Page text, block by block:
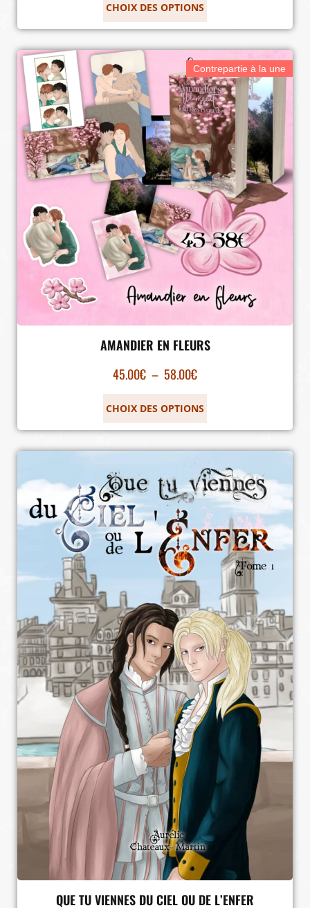
CHOIX DES OPTIONS
Contrepartie à la une
AMANDIER EN FLEURS
45.00€ – 58.00€
CHOIX DES OPTIONS
QUE TU VIENNES DU CIEL OU DE L’ENFER